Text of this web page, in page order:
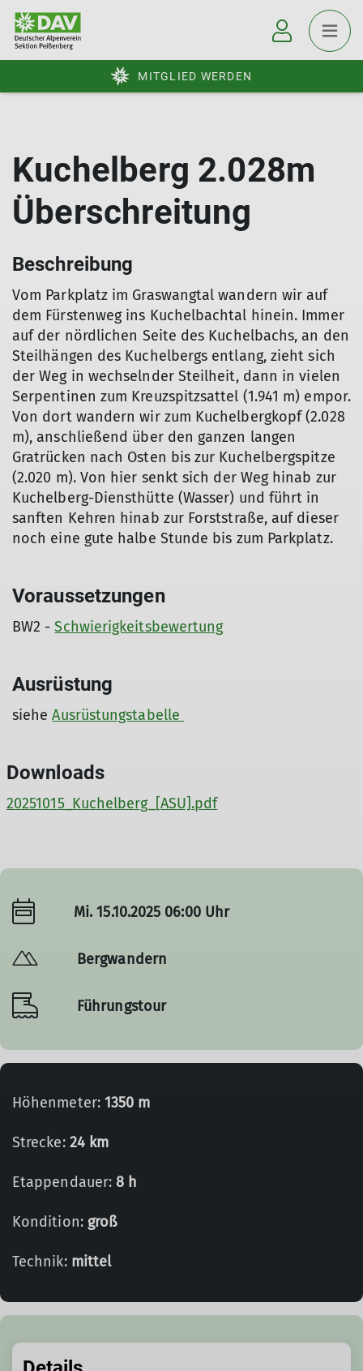
MITGLIED WERDEN
Kuchelberg 2.028m
Überschreitung
Beschreibung
Vom Parkplatz im Graswangtal wandern wir auf
dem Fürstenweg ins Kuchelbachtal hinein. Immer
auf der nördlichen Seite des Kuchelbachs, an den
Steilhängen des Kuchelbergs entlang, zieht sich
der Weg in wechselnder Steilheit, dann in vielen
Serpentinen zum Kreuzspitzsattel (1.941 m) empor.
Von dort wandern wir zum Kuchelbergkopf (2.028
m), anschließend über den ganzen langen
Gratrücken nach Osten bis zur Kuchelbergspitze
(2.020 m). Von hier senkt sich der Weg hinab zur
Kuchelberg-Diensthütte (Wasser) und führt in
sanften Kehren hinab zur Forststraße, auf dieser
noch eine gute halbe Stunde bis zum Parkplatz.
Voraussetzungen
BW2 -Schwierigkeitsbewertung
Ausrüstung
sieheAusrüstungstabelle
Downloads
20251015_Kuchelberg_[ASU].pdf
Mi. 15.10.2025 06:00 Uhr
Bergwandern
Führungstour
Höhenmeter: 1350 m
Strecke: 24 km
Etappendauer:8 h
Kondition: groß
Technik: mittel